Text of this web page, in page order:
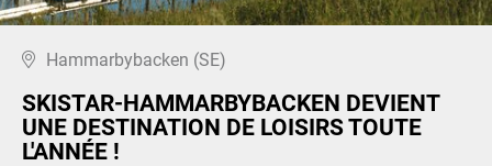
Hammarbybacken (SE)
SKISTAR-HAMMARBYBACKEN DEVIENT
UNE DESTINATION DE LOISIRS TOUTE
L'ANNÉE !